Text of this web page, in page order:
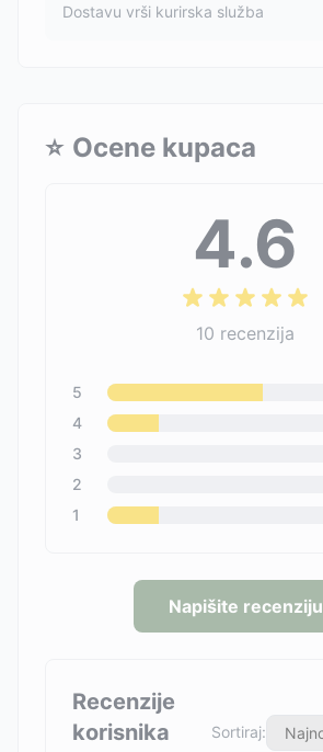
Dostavu vrši kurirska služba
⭐ Ocene kupaca
4.6
10 recenzija
5
4
3
2
1
Napišite recenziju
Recenzije
korisnika
Sortiraj: